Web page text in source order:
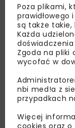
Zapisz się do
nas najlepsze
zaproszenia
dedykowane
Zapoznałam/
Regulaminem
handlowej w
Poza plikami,
prawidłowego
są także
Każda
Zgoda na pliki
wycofać w
nbi med!a z
przypadkach
Więcej
cookies oraz